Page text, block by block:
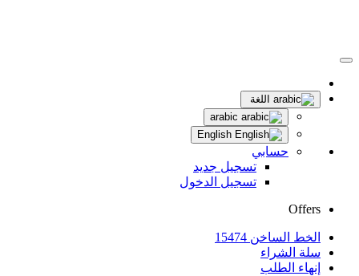
اللغة
حسابي
تسجيل جديد
تسجيل الدخول
Offers
الخط الساخن 15474
سلة الشراء
إنهاء الطلب